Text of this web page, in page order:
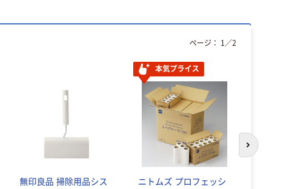
無印良品 掃除用品シス
本気プライス
ニトムズ プロフェッシ
ページ： 1 ／2
次のスライド